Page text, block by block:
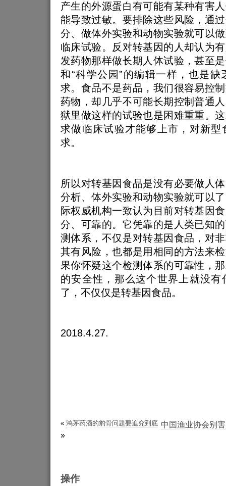
产生的外源蛋白有可能有某种有害
能导致过敏。要排除这些风险，通
分、做体外实验和动物实验就可以
临床试验。反对转基因的人却认为
发药物那样做长期人体试验，甚至
和“科学公园”的编辑一样，也是缺
求。食品不是药品，我们很容易控
药物，却几乎不可能长期控制普通
狱里做这样的试验也是困难重重。
求做临床试验才能够上市，对新型
求。
所以对转基因食品是没有必要做人
分析、体外实验和动物实验就可以
际权威机构一致认为目前对转基因
分、可靠的。它凭靠的是人类已知
测体系，不仅是对转基因食品，对
其有风险，也都是用相同的方法来
果你怀疑这个检测体系的可靠性，
的安全性，那么这个世界上就没有
了，不仅仅是转基因食品。
2018.4.27.
« 鸿茅药酒的豹骨问题要追究到底 中国渔业协会别
»
操作